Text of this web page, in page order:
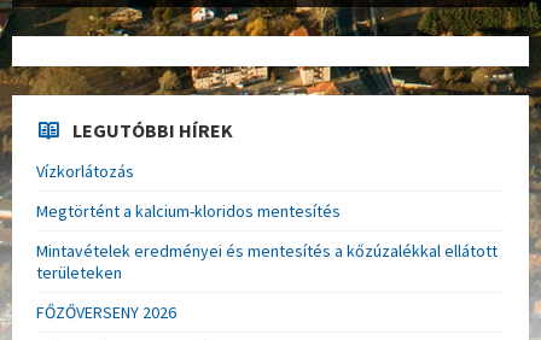
LEGUTÓBBI HÍREK
Vízkorlátozás
Megtörtént a kalcium-kloridos mentesítés
Mintavételek eredményei és mentesítés a kőzúzalékkal ellátott
területeken
FŐZŐVERSENY 2026